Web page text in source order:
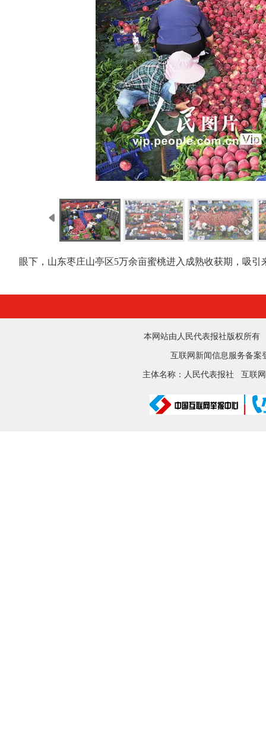
眼下，山东枣庄山亭区5万余亩蜜桃进入成熟收获期，吸
本网站由人民代表报社版权所
互联网新闻信息服务备
主体名称：人民代表报社 互联